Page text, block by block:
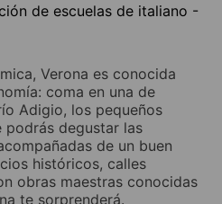
de escuelas de italiano -
Verona es conocida
coma en una de
Adigio, los pequeños
podrás degustar las
de un buen
históricos, calles
obras maestras conocidas
te sorprenderá.